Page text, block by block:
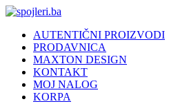
AUTENTIČNI PROIZVODI
PRODAVNICA
MAXTON DESIGN
KONTAKT
MOJ NALOG
KORPA